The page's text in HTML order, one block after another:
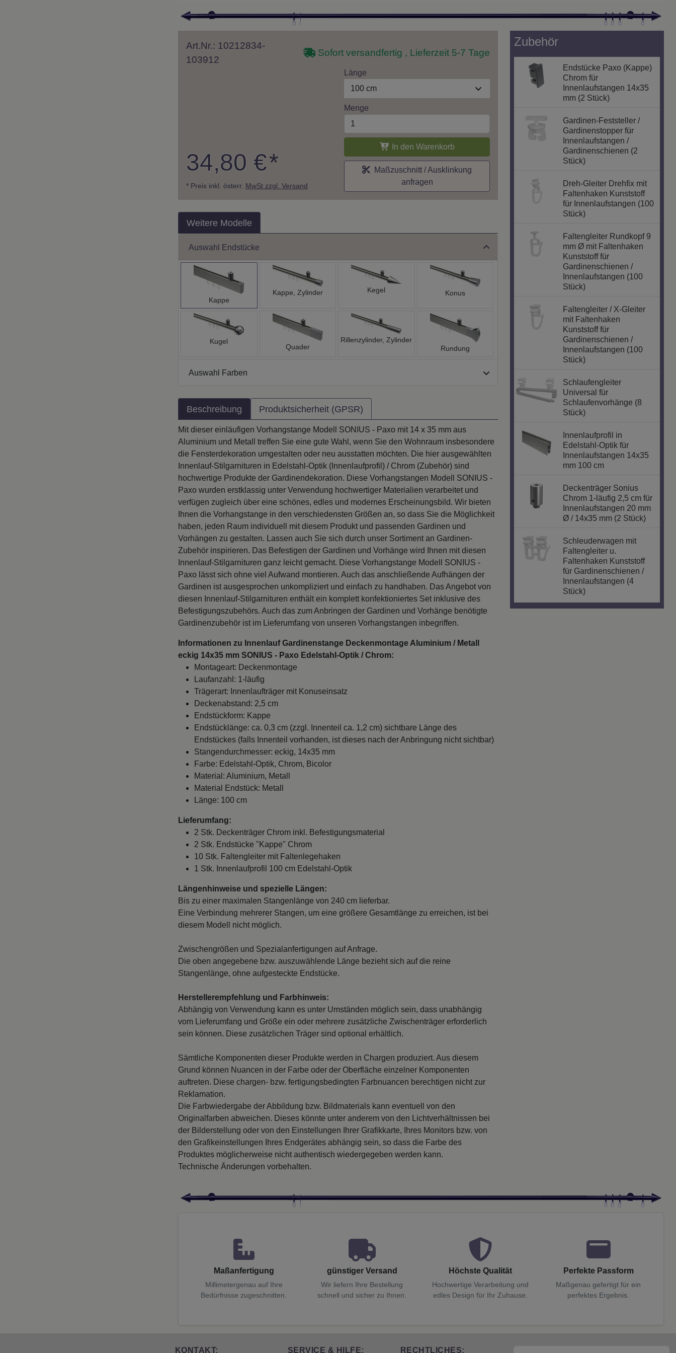
Art.Nr.: 10212834-
103912
Sofort versandfertig , Lieferzeit 5-7 Tage
34,80 €*
* Preis inkl. österr. MwSt zzgl. Versand
Länge
100 cm
Menge
In den Warenkorb
Maßzuschnitt / Ausklinkung
anfragen
Weitere Modelle
Auswahl Endstücke
Kappe
Kappe, Zylinder Kegel Konus
Kugel
Quader
Rillenzylinder, Zylinder
Rundung
Auswahl Farben
Beschreibung Produktsicherheit (GPSR)
Mit dieser einläufigen Vorhangstange Modell SONIUS - Paxo mit 14 x 35 mm aus
Aluminium und Metall treffen Sie eine gute Wahl, wenn Sie den Wohnraum insbesondere
die Fensterdekoration umgestalten oder neu ausstatten möchten. Die hier ausgewählten
Innenlauf-Stilgarnituren in Edelstahl-Optik (Innenlaufprofil) / Chrom (Zubehör) sind
hochwertige Produkte der Gardinendekoration. Diese Vorhangstangen Modell SONIUS -
Paxo wurden erstklassig unter Verwendung hochwertiger Materialien verarbeitet und
verfügen zugleich über eine schönes, edles und modernes Erscheinungsbild. Wir bieten
Ihnen die Vorhangstange in den verschiedensten Größen an, so dass Sie die Möglichkeit
haben, jeden Raum individuell mit diesem Produkt und passenden Gardinen und
Vorhängen zu gestalten. Lassen auch Sie sich durch unser Sortiment an Gardinen-
Zubehör inspirieren. Das Befestigen der Gardinen und Vorhänge wird Ihnen mit diesen
Innenlauf-Stilgarnituren ganz leicht gemacht. Diese Vorhangstange Modell SONIUS -
Paxo lässt sich ohne viel Aufwand montieren. Auch das anschließende Aufhängen der
Gardinen ist ausgesprochen unkompliziert und einfach zu handhaben. Das Angebot von
diesen Innenlauf-Stilgarnituren enthält ein komplett konfektioniertes Set inklusive des
Befestigungszubehörs. Auch das zum Anbringen der Gardinen und Vorhänge benötigte
Gardinenzubehör ist im Lieferumfang von unseren Vorhangstangen inbegriffen.
Informationen zu Innenlauf Gardinenstange Deckenmontage Aluminium / Metall
eckig 14x35 mm SONIUS - Paxo Edelstahl-Optik / Chrom:
Montageart: Deckenmontage
Laufanzahl: 1-läufig
Trägerart: Innenlaufträger mit Konuseinsatz
Deckenabstand: 2,5 cm
Endstückform: Kappe
Endstücklänge: ca. 0,3 cm (zzgl. Innenteil ca. 1,2 cm) sichtbare Länge des
Endstückes (falls Innenteil vorhanden, ist dieses nach der Anbringung nicht sichtbar)
Stangendurchmesser: eckig, 14x35 mm
Farbe: Edelstahl-Optik, Chrom, Bicolor
Material: Aluminium, Metall
Material Endstück: Metall
Länge: 100 cm
Lieferumfang:
2 Stk. Deckenträger Chrom inkl. Befestigungsmaterial
2 Stk. Endstücke "Kappe" Chrom
10 Stk. Faltengleiter mit Faltenlegehaken
1 Stk. Innenlaufprofil 100 cm Edelstahl-Optik
Längenhinweise und spezielle Längen:
Bis zu einer maximalen Stangenlänge von 240 cm lieferbar.
Eine Verbindung mehrerer Stangen, um eine größere Gesamtlänge zu erreichen, ist bei
diesem Modell nicht möglich.
Zwischengrößen und Spezialanfertigungen auf Anfrage.
Die oben angegebene bzw. auszuwählende Länge bezieht sich auf die reine
Stangenlänge, ohne aufgesteckte Endstücke.
Herstellerempfehlung und Farbhinweis:
Abhängig von Verwendung kann es unter Umständen möglich sein, dass unabhängig
vom Lieferumfang und Größe ein oder mehrere zusätzliche Zwischenträger erforderlich
sein können. Diese zusätzlichen Träger sind optional erhältlich.
Sämtliche Komponenten dieser Produkte werden in Chargen produziert. Aus diesem
Grund können Nuancen in der Farbe oder der Oberfläche einzelner Komponenten
auftreten. Diese chargen- bzw. fertigungsbedingten Farbnuancen berechtigen nicht zur
Reklamation.
Die Farbwiedergabe der Abbildung bzw. Bildmaterials kann eventuell von den
Originalfarben abweichen. Dieses könnte unter anderem von den Lichtverhältnissen bei
der Bilderstellung oder von den Einstellungen Ihrer Grafikkarte, Ihres Monitors bzw. von
den Grafikeinstellungen Ihres Endgerätes abhängig sein, so dass die Farbe des
Produktes möglicherweise nicht authentisch wiedergegeben werden kann.
Technische Änderungen vorbehalten.
Zubehör
Endstücke Paxo (Kappe)
Chrom für
Innenlaufstangen 14x35
mm (2 Stück)
Gardinen-Feststeller /
Gardinenstopper für
Innenlaufstangen /
Gardinenschienen (2
Stück)
Dreh-Gleiter Drehfix mit
Faltenhaken Kunststoff
für Innenlaufstangen (100
Stück)
Faltengleiter Rundkopf 9
mm Ø mit Faltenhaken
Kunststoff für
Gardinenschienen /
Innenlaufstangen (100
Stück)
Faltengleiter / X-Gleiter
mit Faltenhaken
Kunststoff für
Gardinenschienen /
Innenlaufstangen (100
Stück)
Schlaufengleiter
Universal für
Schlaufenvorhänge (8
Stück)
Innenlaufprofil in
Edelstahl-Optik für
Innenlaufstangen 14x35
mm 100 cm
Deckenträger Sonius
Chrom 1-läufig 2,5 cm für
Innenlaufstangen 20 mm
Ø / 14x35 mm (2 Stück)
Schleuderwagen mit
Faltengleiter u.
Faltenhaken Kunststoff
für Gardinenschienen /
Innenlaufstangen (4
Stück)
Maßanfertigung
Millimetergenau auf Ihre
Bedürfnisse zugeschnitten.
günstiger Versand
Wir liefern Ihre Bestellung
schnell und sicher zu Ihnen.
Höchste Qualität
Hochwertige Verarbeitung und
edles Design für Ihr Zuhause.
Perfekte Passform
Maßgenau gefertigt für ein
perfektes Ergebnis.
KONTAKT: SERVICE & HILFE: RECHTLICHES: